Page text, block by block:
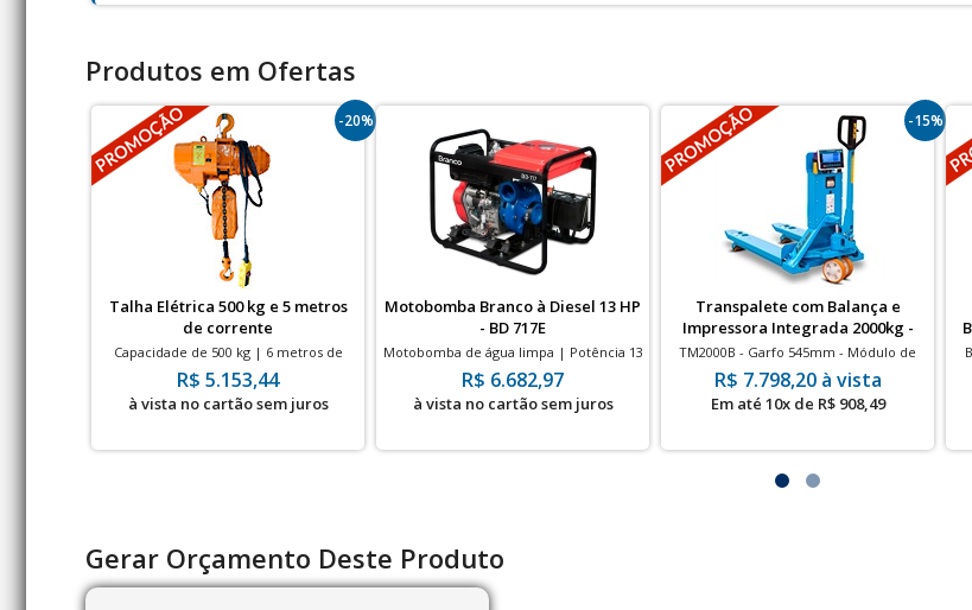
Produtos em Ofertas
-20%
Talha Elétrica 500 kg e 5 metros
de corrente
Capacidade de 500 kg | 6 metros de
Corrente
R$ 5.153,44
à vista no cartão sem juros
Motobomba Branco à Diesel 13 HP
- BD 717E
Motobomba de água limpa | Potência 13
HP | 3" Centrífuga Partida Elétrica
R$ 6.682,97
à vista no cartão sem juros
-15%
Transpalete com Balança e
Impressora Integrada 2000kg -
TM2000B
TM2000B - Garfo 545mm - Módulo de
Pesagem Aprovado pelo Inmetro, com
Visor Digital
R$ 7.798,20 à vista
Em até 10x de R$ 908,49
Gerar Orçamento Deste Produto